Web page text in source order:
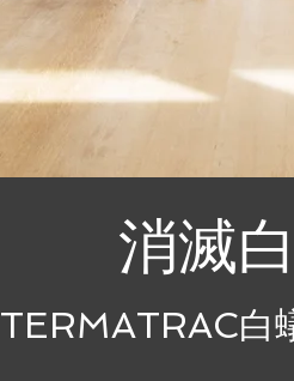
消滅
TERMATRAC白